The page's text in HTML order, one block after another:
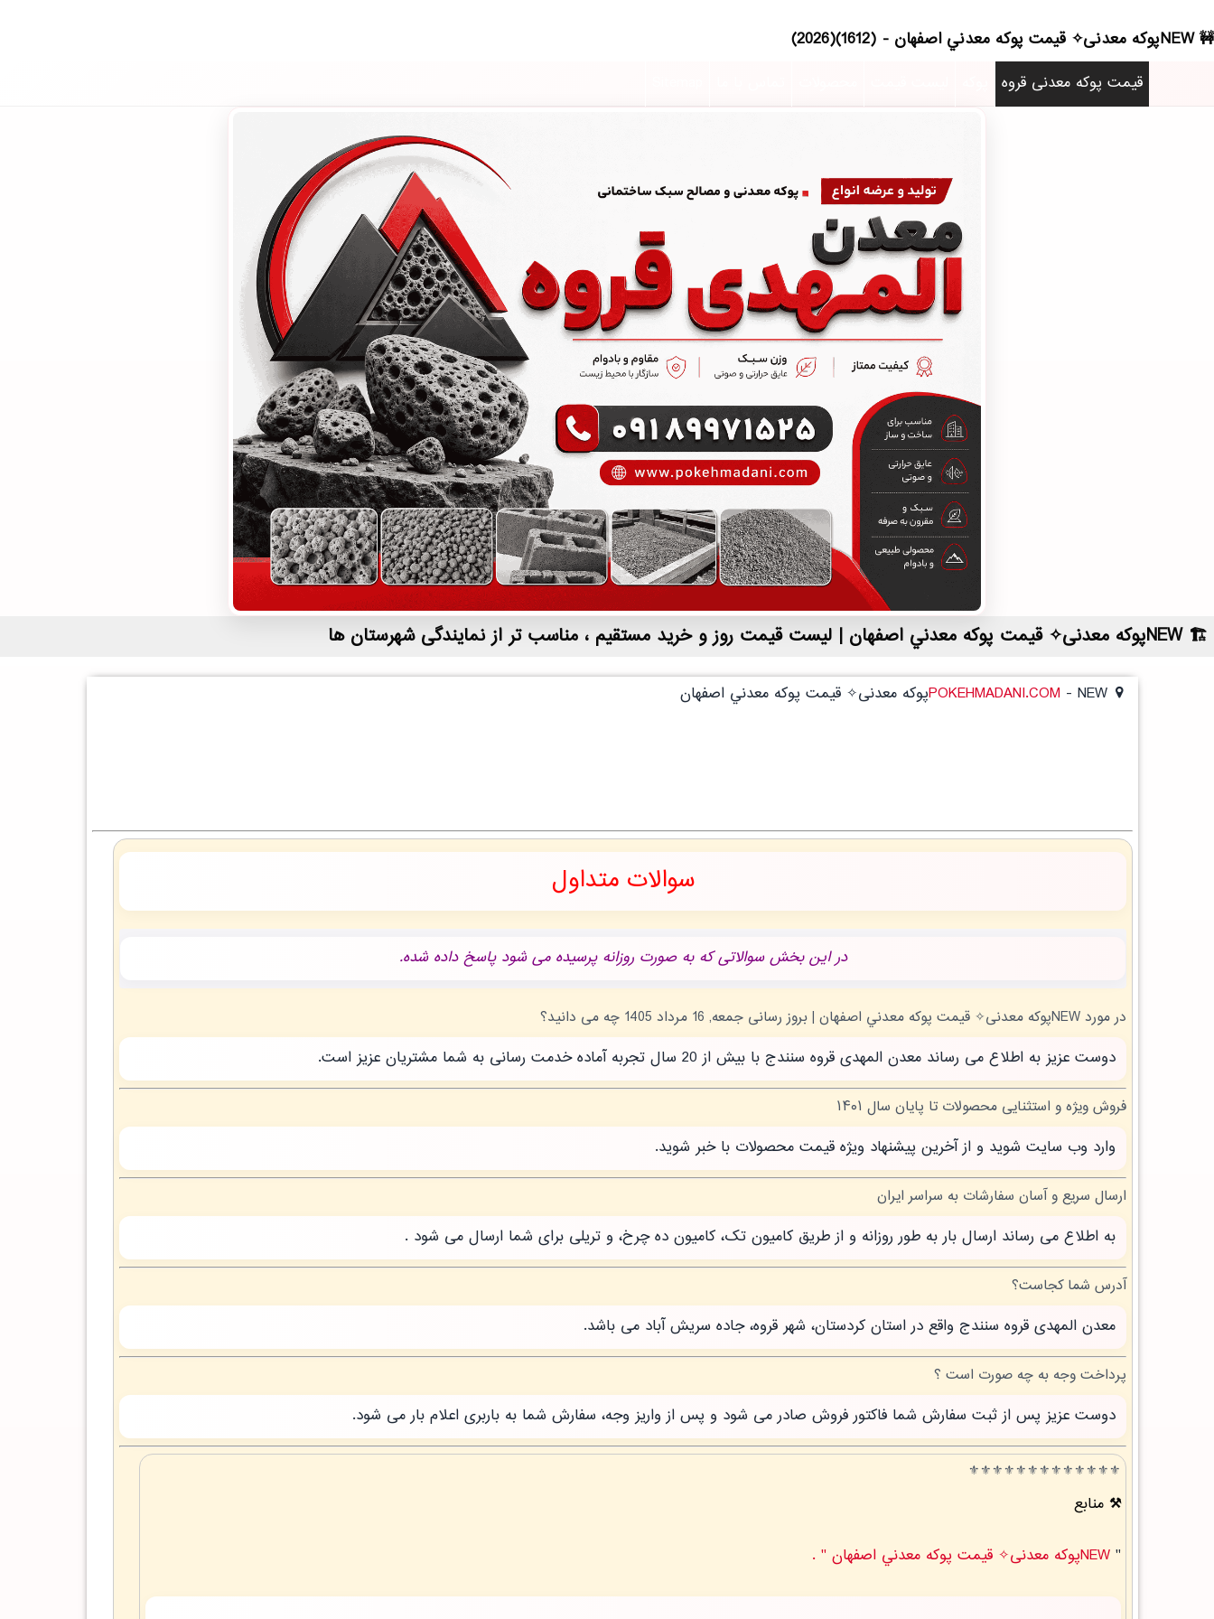
NEWپوکه معدنی✧ قيمت پوکه معدني اصفهان - (1612)(2026)
قیمت پوکه معدنی قروه
NEWپوکه معدنی✧ قيمت پوکه معدني اصفهان | لیست قیمت روز و خرید مستقیم ، مناسب تر از نمایندگی شهرستان ها
POKEHMADANI.COM - NEWپوکه معدنی✧ قيمت پوکه معدني اصفهان
سوالات متداول
در این بخش سوالاتی که به صورت روزانه پرسیده می شود پاسخ داده شده.
در مورد NEWپوکه معدنی✧ قيمت پوکه معدني اصفهان | بروز رسانی جمعه, 16 مرداد 1405 چه می دانید؟
دوست عزیز به اطلاع می رساند معدن المهدی قروه سنندج با بیش از 20 سال تجربه آماده خدمت رسانی به شما مشتریان عزیز است.
فروش ویژه و استثنایی محصولات تا پایان سال ۱۴۰۱
وارد وب سایت شوید و از آخرین پیشنهاد ویژه قیمت محصولات با خبر شوید.
ارسال سریع و آسان سفارشات به سراسر ایران
به اطلاع می رساند ارسال بار به طور روزانه و از طریق کامیون تک، کامیون ده چرخ، و تریلی برای شما ارسال می شود .
آدرس شما کجاست؟
معدن المهدی قروه سنندج واقع در استان کردستان، شهر قروه، جاده سریش آباد می باشد.
پرداخت وجه به چه صورت است ؟
دوست عزیز پس از ثبت سفارش شما فاکتور فروش صادر می شود و پس از واریز وجه، سفارش شما به باربری اعلام بار می شود.
⚜️⚜️⚜️⚜️⚜️⚜️⚜️⚜️⚜️⚜️⚜️⚜️⚜️
منابع
" NEWپوکه معدنی✧ قيمت پوکه معدني اصفهان " .